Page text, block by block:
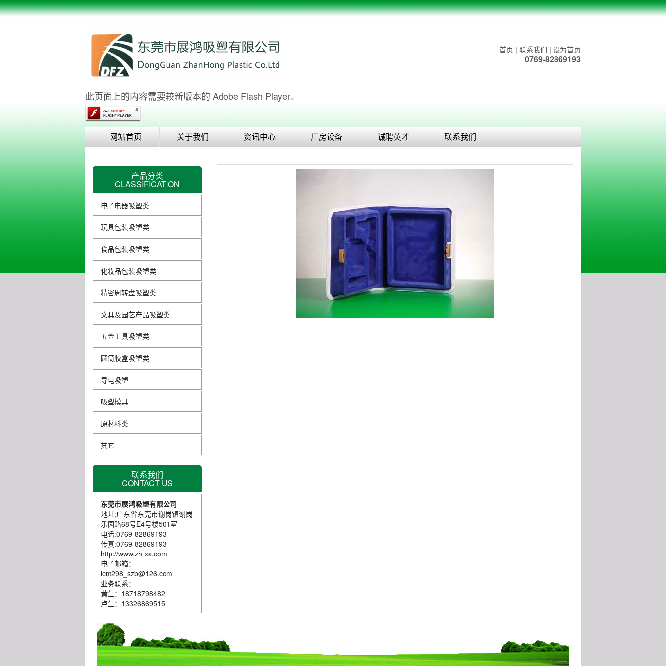
首页 | 联系我们 | 设为首页
0769-82869193
此页面上的内容需要较新版本的 Adobe Flash Player。
网站首页 关于我们 资讯中心 厂房设备 诚聘英才 联系我们
产品分类
CLASSIFICATION
电子电器吸塑类
玩具包装吸塑类
食品包装吸塑类
化妆品包装吸塑类
精密周转盘吸塑类
文具及园艺产品吸塑类
五金工具吸塑类
圆筒胶盒吸塑类
导电吸塑
吸塑模具
原材料类
其它
联系我们
CONTACT US
东莞市展鸿吸塑有限公司
地址:广东省东莞市谢岗镇谢岗
乐园路68号E4号楼501室
电话:0769-82869193
传真:0769-82869193
http://www.zh-xs.com
电子邮箱：
lcm298_szb@126.com
业务联系：
黄生：18718798482
卢生：13326869515